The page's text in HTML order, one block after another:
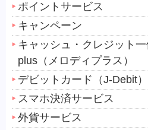
ポイントサービス
キャンペーン
キャッシュ・クレジット
plus（メロディプラス）
デビットカード（J-Debit）
スマホ決済サービス
外貨サービス